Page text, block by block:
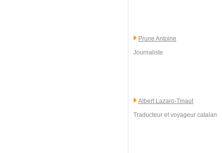
Prune Antoine
Journaliste
Albert Lazaro-Tinaut
Traducteur et voyageur catalan